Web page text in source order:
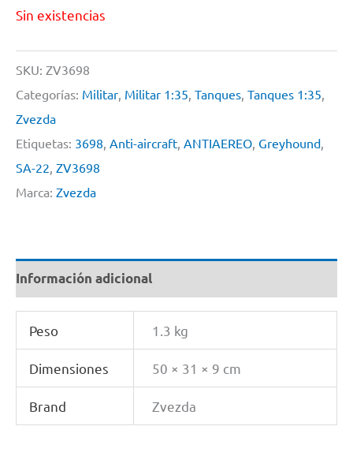
Sin existencias
SKU: ZV3698
Categorías: Militar, Militar 1:35, Tanques, Tanques 1:35,
Zvezda
Etiquetas: 3698, Anti-aircraft, ANTIAEREO, Greyhound,
SA-22, ZV3698
Marca: Zvezda
Información adicional
Peso 1.3 kg
Dimensiones 50 × 31 × 9 cm
Brand Zvezda